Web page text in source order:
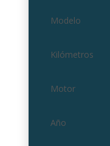
Modelo
Kilómetros
Motor
Año